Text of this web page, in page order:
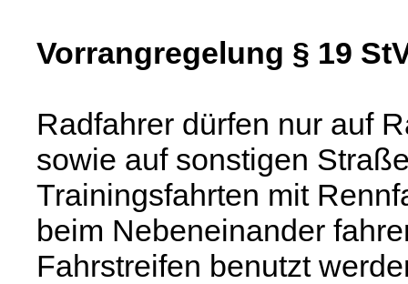
Vorrangregelung § 19
Radfahrer dürfen nur auf
sowie auf sonstigen
Trainingsfahrten mit
beim Nebeneinander
Fahrstreifen benutzt